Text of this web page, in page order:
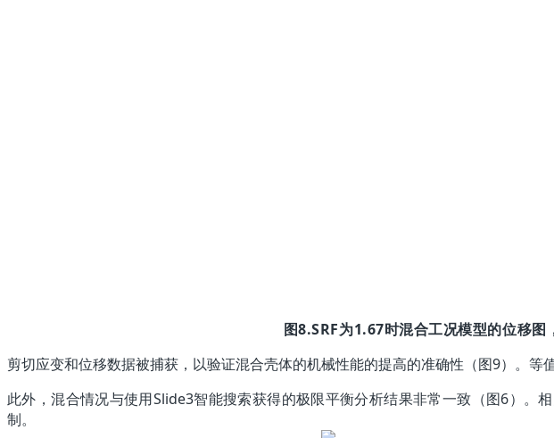
图8.SRF为1.67时混合工况模型的位移图
剪切应变和位移数据被捕获，以验证混合壳体的机械性能的提高的准确性（图9）。等
此外，混合情况与使用Slide3智能搜索获得的极限平衡分析结果非常一致（图6）。
制。